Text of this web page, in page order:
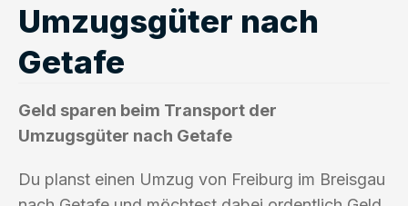
Umzugsgüter nach
Getafe
Geld sparen beim Transport der
Umzugsgüter nach Getafe
Du planst einen Umzug von Freiburg im Breisgau